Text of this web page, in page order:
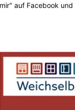
auf Facebook